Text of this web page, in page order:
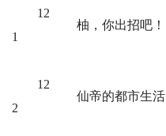
12
1
柚，你出招吧！
12
2
仙帝的都市生活